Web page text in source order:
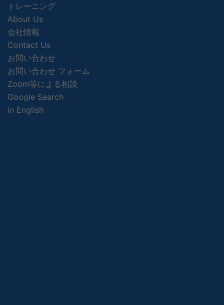
トレーニング
About Us
会社情報
Contact Us
お問い合わせ
お問い合わせ フォーム
Zoom等による相談
Google Search
in English